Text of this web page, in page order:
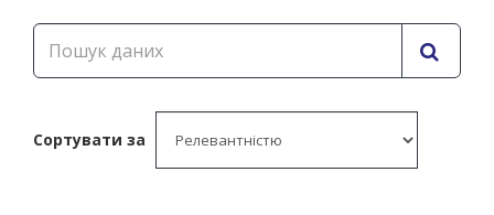
Сортувати за